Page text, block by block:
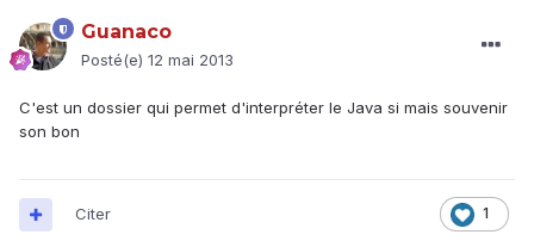
Guanaco
Posté(e) 12 mai 2013
C'est un dossier qui permet d'interpréter le Java si mais souvenir
son bon
1
Citer